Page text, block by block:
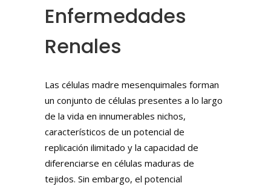
Enfermedades
Renales
Las células madre mesenquimales forman
un conjunto de células presentes a lo largo
de la vida en innumerables nichos,
característicos de un potencial de
replicación ilimitado y la capacidad de
diferenciarse en células maduras de
tejidos. Sin embargo, el potencial